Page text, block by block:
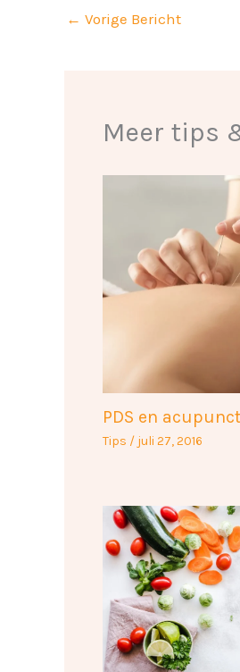
← Vorige Bericht
Meer tips
PDS en
Tips / juli 27, 2016